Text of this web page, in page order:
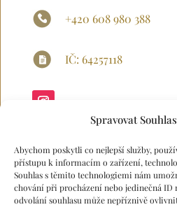
Spravovat
Abychom poskytli co nejlepší služby,
přístupu k informacím o zařízení,
Souhlas s těmito technologiemi nám
chování při procházení nebo jedinečná ID
odvolání souhlasu může nepříznivě
+420 608 980 388
IČ: 64257118